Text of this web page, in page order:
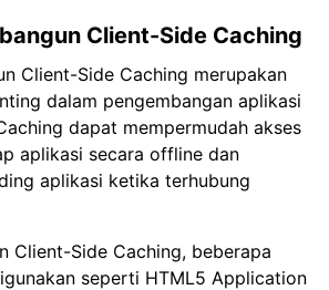
Client-Side Caching
Client-Side Caching merupakan
dalam pengembangan aplikasi
dapat mempermudah akses
aplikasi secara offline dan
aplikasi ketika terhubung
Client-Side Caching, beberapa
seperti HTML5 Application